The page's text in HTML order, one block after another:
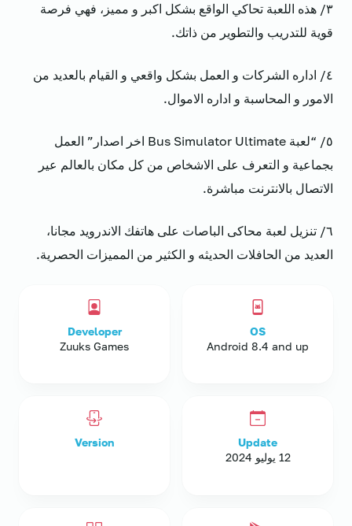
٣/ هذه اللعبة تحاكي الواقع بشكل اكبر و مميز، فهي فرصة
قوية للتدريب والتطوير من ذاتك.
٤/ اداره الشركات و العمل بشكل واقعي و القيام بالعديد من
الامور و المحاسبة و اداره الاموال.
٥/ “لعبة Bus Simulator Ultimate اخر اصدار” العمل
بجماعية و التعرف على الاشخاص من كل مكان بالعالم عير
الاتصال بالانترنت مباشرة.
٦/ تنزيل لعبة محاكى الباصات على هاتفك الاندرويد مجانا،
العديد من الحافلات الحديثه و الكثير من المميزات الحصرية.
Developer
Zuuks Games
OS
Android 8.4 and up
Version
Update
12 يوليو 2024